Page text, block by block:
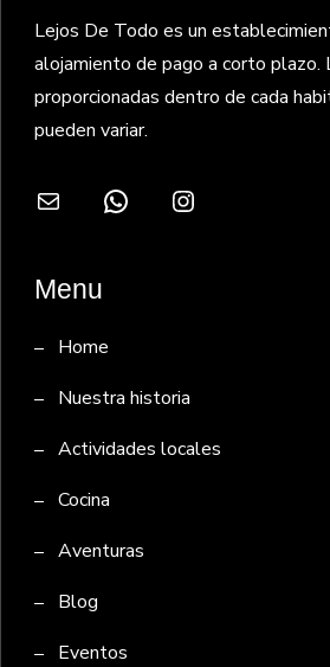
Lejos De Todo es un
alojamiento de pago a corto plazo.
proporcionadas dentro de cada
pueden variar.
Correo electrónico
WhatsAppInstagram
Menu
Home
Nuestra historia
Actividades locales
Cocina
Aventuras
Blog
Eventos